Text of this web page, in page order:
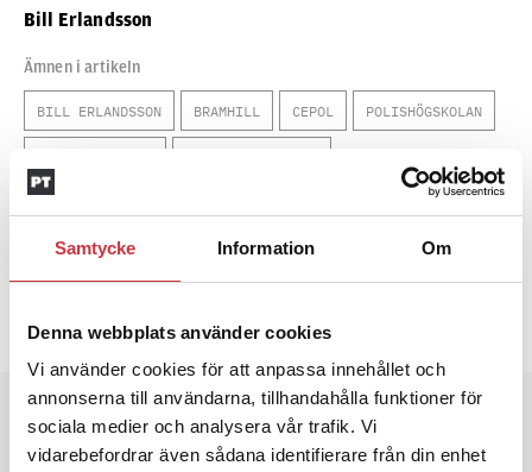
Samtycke Information Om
Denna webbplats använder cookies
Vi använder cookies för att anpassa innehållet och
annonserna till användarna, tillhandahålla funktioner för
sociala medier och analysera vår trafik. Vi
vidarebefordrar även sådana identifierare från din enhet
Bill Erlandsson
Ämnen i artikeln
BILL ERLANDSSON BRAMHILL CEPOL POLISHÖGSKOLAN
17 oktober 2010
Dela artikel: Facebook X
Andra läser